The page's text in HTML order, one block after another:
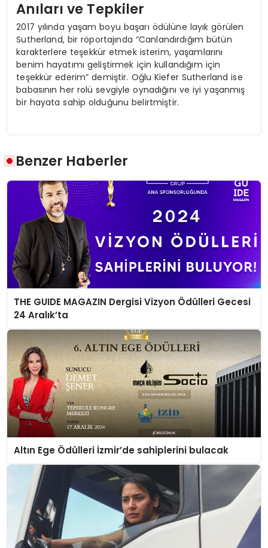
Anıları ve Tepkiler
2017 yılında yaşam boyu başarı ödülüne layık görülen
Sutherland, bir röportajında “Canlandırdığım bütün
karakterlere teşekkür etmek isterim, yaşamlarını
benim hayatımı geliştirmek için kullandığım için
teşekkür ederim” demiştir. Oğlu Kiefer Sutherland ise
babasının her rolü sevgiyle oynadığını ve iyi yaşanmış
bir hayata sahip olduğunu belirtmiştir.
Benzer Haberler
THE GUIDE MAGAZIN Dergisi Vizyon Ödülleri Gecesi
24 Aralık’ta
Altın Ege Ödülleri İzmir’de sahiplerini bulacak